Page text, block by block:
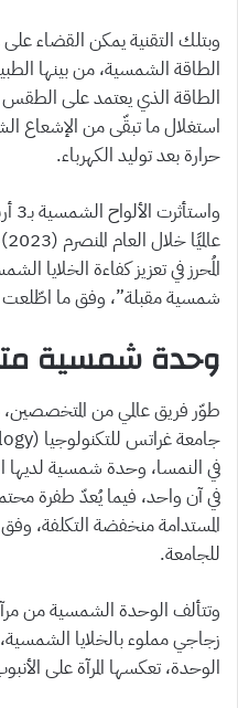
وبتلك التقنية يمكن القضاء على
الطاقة الشمسية، من بينها
الطاقة الذي يعتمد على
استغلال ما تبقّى من الإشعاع
حرارة بعد توليد الكهرباء.
المُحرز في تعزيز كفاءة الخلايا
شمسية مقبلة”، وفق ما اطّلعت
وحدة شمسية
طوّر فريق عالمي من المتخصصين،
في النمسا، وحدة شمسية لديها
في آن واحد، فيما يُعدّ طفرة
المستدامة منخفضة التكلفة،
للجامعة.
وتتألف الوحدة الشمسية من
زجاجي مملوء بالخلايا
الوحدة، تعكسها المرآة على